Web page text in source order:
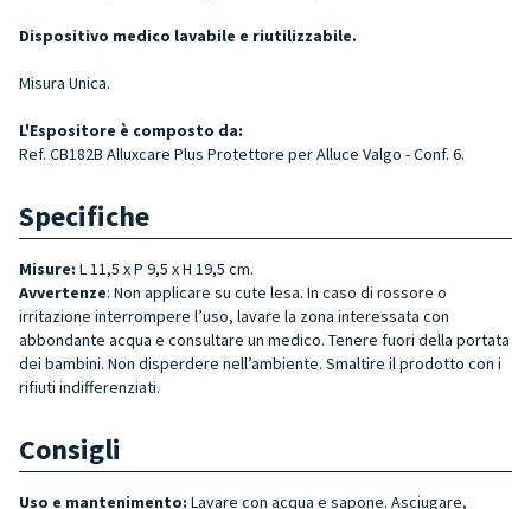
Dispositivo medico lavabile e riutilizzabile.
Misura Unica.
L'Espositore è composto da:
Ref. CB182B Alluxcare Plus Protettore per Alluce Valgo - Conf. 6.
Specifiche
Misure: L 11,5 x P 9,5 x H 19,5 cm.
Avvertenze: Non applicare su cute lesa. In caso di rossore o
irritazione interrompere l’uso, lavare la zona interessata con
abbondante acqua e consultare un medico. Tenere fuori della portata
dei bambini. Non disperdere nell’ambiente. Smaltire il prodotto con i
rifiuti indifferenziati.
Consigli
Uso e mantenimento: Lavare con acqua e sapone. Asciugare,